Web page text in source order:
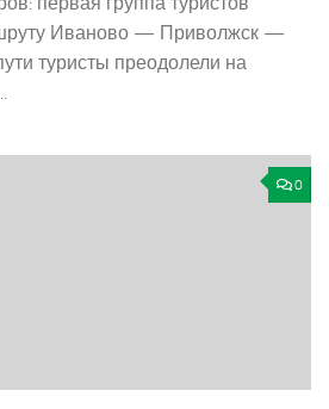
Иваново — Приволжск —
туристы преодолели на
0